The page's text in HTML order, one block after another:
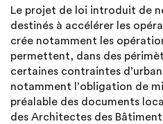
Le projet de loi introduit de
destinés à accélérer les
crée notamment les
permettent, dans des
certaines contraintes
notamment l’obligation de
préalable des documents
des Architectes des